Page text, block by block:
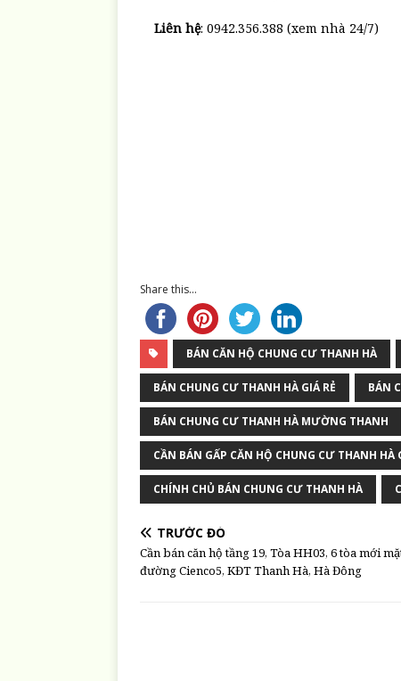
Liên hệ: 0942.356.388 (xem nhà 24/7)
Share this...
BÁN CĂN HỘ CHUNG CƯ THANH HÀ
BÁN CHUNG CƯ THANH HÀ GIÁ RẺ BÁN
BÁN CHUNG CƯ THANH HÀ MƯỜNG THANH
CẦN BÁN GẤP CĂN HỘ CHUNG CƯ THANH HÀ
CHÍNH CHỦ BÁN CHUNG CƯ THANH HÀ
TRƯỚC ĐÓ
Cần bán căn hộ tầng 19, Tòa HH03, 6 tòa mới
đường Cienco5, KĐT Thanh Hà, Hà Đông